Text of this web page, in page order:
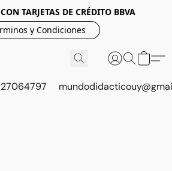
TARJETAS DE CRÉDITO BBVA
y Condiciones